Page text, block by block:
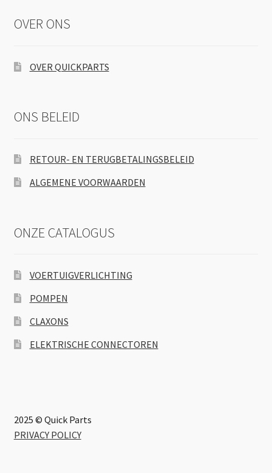
OVER ONS
OVER QUICKPARTS
ONS BELEID
RETOUR- EN TERUGBETALINGSBELEID
ALGEMENE VOORWAARDEN
ONZE CATALOGUS
VOERTUIGVERLICHTING
POMPEN
CLAXONS
ELEKTRISCHE CONNECTOREN
2025 © Quick Parts
PRIVACY POLICY